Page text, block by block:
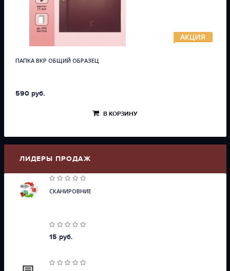
АКЦИЯ
ПАПКА ВКР ОБЩИЙ ОБРАЗЕЦ
590 руб.
В КОРЗИНУ
ЛИДЕРЫ ПРОДАЖ
СКАНИРОВНИЕ
15 руб.